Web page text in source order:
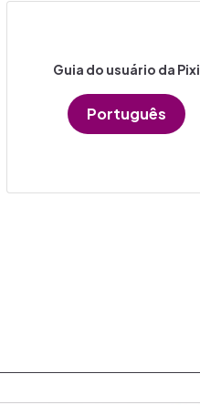
Guia do usuário da Pixi
Português